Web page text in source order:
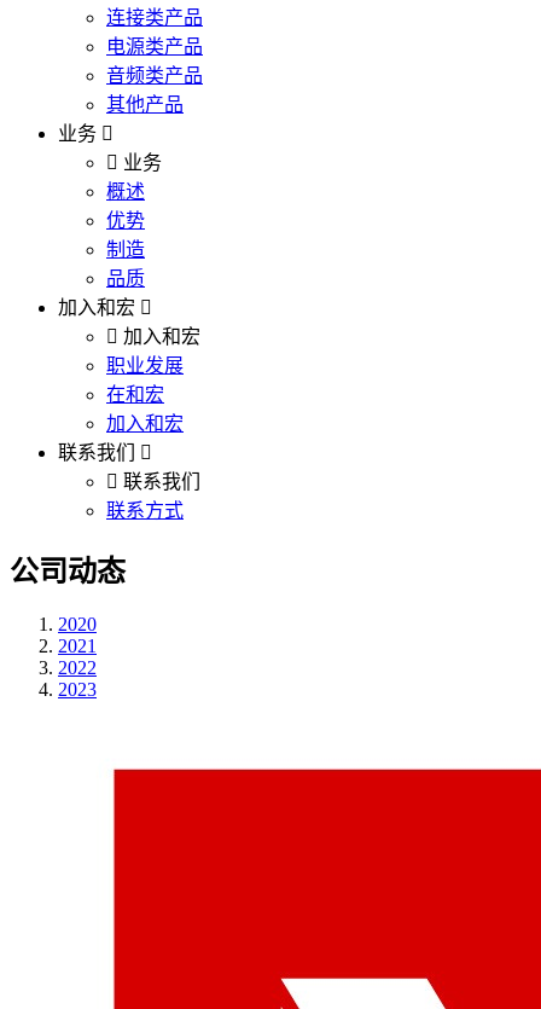
连接类产品
电源类产品
音频类产品
其他产品
业务
业务
概述
优势
制造
品质
加入和宏
加入和宏
职业发展
在和宏
加入和宏
联系我们
联系我们
联系方式
公司动态
2020
2021
2022
2023